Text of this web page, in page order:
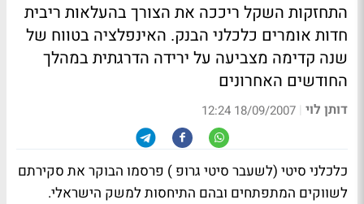
התחזקות השקל ריככה את הצורך בהעלאות ריבית
חדות אומרים כלכלני הבנק. האינפלציה בטווח של
שנה קדימה מצביעה על ירידה הדרגתית במהלך
החודשים האחרונים
דותן לוי |
18/09/2007 12:24
כלכלני סיטי (לשעבר סיטי גרופ ) פרסמו הבוקר את סקירתם
לשווקים המתפתחים ובהם התיחסות למשק הישראלי.